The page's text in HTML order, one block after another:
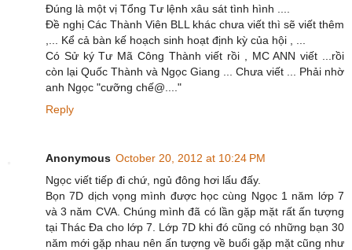
Đúng là một vị Tổng Tư lệnh xâu sát tình hình ....
Đề nghị Các Thành Viên BLL khác chưa viết thì sẽ viết thêm
,... Kể cả bàn kế hoạch sinh hoạt định kỳ của hội , ...
Có Sử ký Tư Mã Công Thành viết rồi , MC ANN viết ...rồi
còn lại Quốc Thành và Ngọc Giang ... Chưa viết ... Phải nhờ
anh Ngọc "cưỡng chế@...."
Reply
Anonymous October 20, 2012 at 10:24 PM
Ngọc viết tiếp đi chứ, ngủ đông hơi lấu đấy.
Bọn 7D dịch vọng mình được học cùng Ngọc 1 năm lớp 7
và 3 năm CVA. Chúng mình đã có lần gặp mặt rất ấn tượng
tại Thác Đa cho lớp 7. Lớp 7D khi đó cũng có những bạn 30
năm mới gặp nhau nên ấn tượng về buổi gặp mặt cũng như